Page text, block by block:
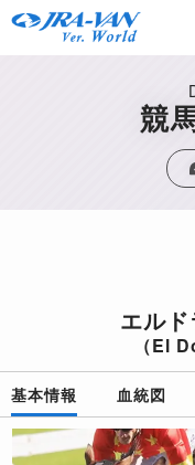
競
エル
（El
基本情報 血統図